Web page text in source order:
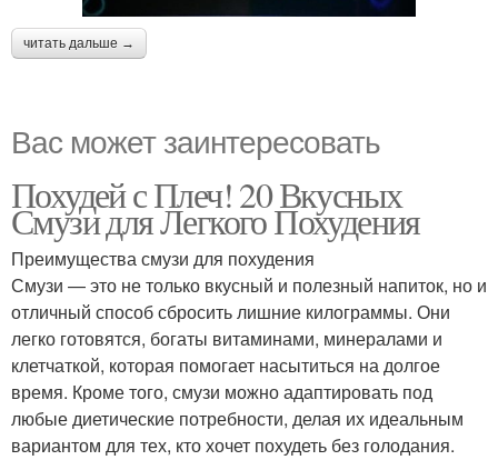
читать дальше →
Вас может заинтересовать
Похудей с Плеч! 20 Вкусных
Смузи для Легкого Похудения
Преимущества смузи для похудения
Смузи — это не только вкусный и полезный напиток, но и
отличный способ сбросить лишние килограммы. Они
легко готовятся, богаты витаминами, минералами и
клетчаткой, которая помогает насытиться на долгое
время. Кроме того, смузи можно адаптировать под
любые диетические потребности, делая их идеальным
вариантом для тех, кто хочет похудеть без голодания.